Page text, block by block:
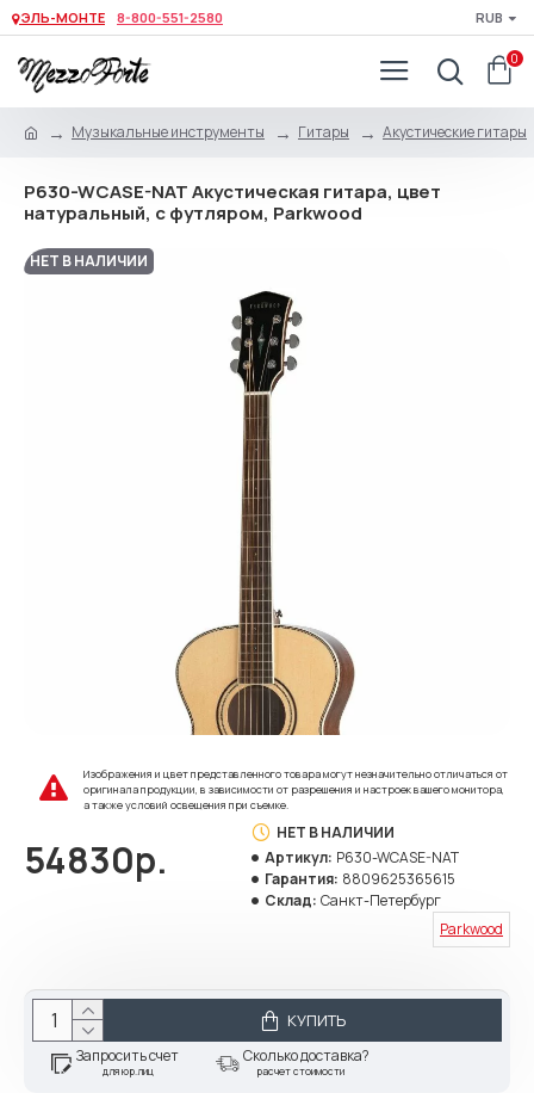
ЭЛЬ-МОНТЕ 8-800-551-2580 RUB
0
Музыкальные инструменты Гитары Акустические гитары
P630-WCASE-NAT Акустическая гитара, цвет
натуральный, с футляром, Parkwood
НЕТ В НАЛИЧИИ
Изображения и цвет представленного товара могут незначительно отличаться от
оригинала продукции, в зависимости от разрешения и настроек вашего монитора,
а также условий освещения при съемке.
54830р.
НЕТ В НАЛИЧИИ
Артикул: P630-WCASE-NAT
Гарантия: 8809625365615
Склад: Санкт-Петербург
Parkwood
КУПИТЬ
Запросить счет
для юр.лиц
Сколько доставка?
расчет стоимости